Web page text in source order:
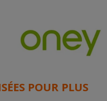
POUR PLUS